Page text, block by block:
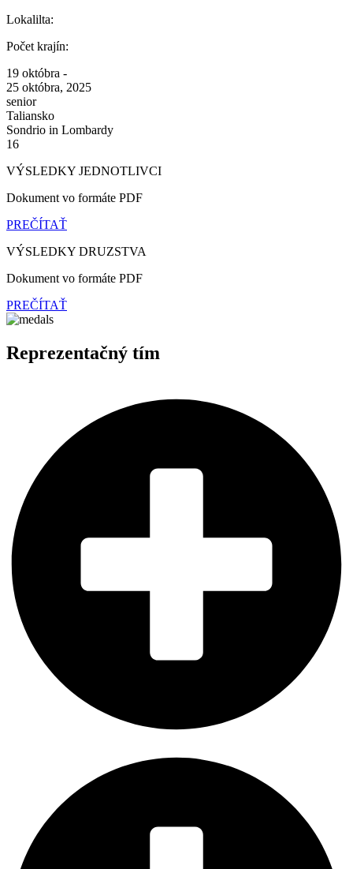
Lokalilta:
Počet krajín:
19 októbra -
25 októbra, 2025
senior
Taliansko
Sondrio in Lombardy
16
VÝSLEDKY JEDNOTLIVCI
Dokument vo formáte PDF
PREČÍTAŤ
VÝSLEDKY DRUZSTVA
Dokument vo formáte PDF
PREČÍTAŤ
Reprezentačný tím